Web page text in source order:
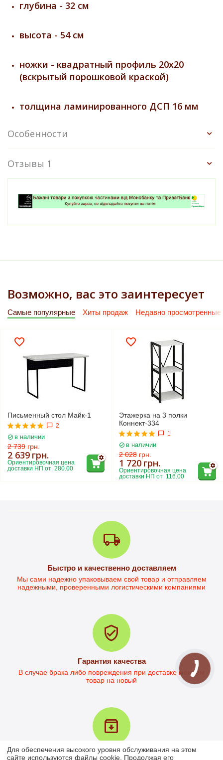
глубина - 32 см
высота - 54 см
ножки - квадратный профиль 20х20
(вскрытый порошковой краской)
толщина ламинированного ДСП 16 мм
Особенности
Отзывы 1
Возможно, вас это заинтересует
Самые популярные Хиты продаж Недавно просмотренные
Письменный стол Майк-1
2
в наличии
2 739 грн.
2 639 грн.
Ориентировочная цена
доставки НП от  280.00
Этажерка на 3 полки
Коннект-334
1
в наличии
2 028 грн.
1 720 грн.
Ориентировочная цена
доставки НП от  116.00
Письменный стол Дейв-1
в наличии
Стол письменный Дейв-2L
в наличии
Ориентировочная цена
доставки НП от  284.00
4 196 грн.
Быстро и качественно доставляем
Мы сами надежно упаковываем свой товар и отправляем
надежными, проверенными логистическими компаниями
Гарантия качества
В случае брака либо повреждения при доставке меняем
товар на новый
Возврат товара в течение 30 дней
Для обеспечения высокого уровня обслуживания на этом
сайте используются файлы cookie. Продолжая его